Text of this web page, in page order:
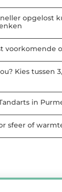
opgelost
voorkomende
Kies tussen 3,
in
sfeer of